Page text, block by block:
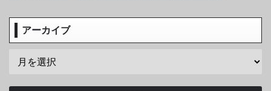
アーカイブ